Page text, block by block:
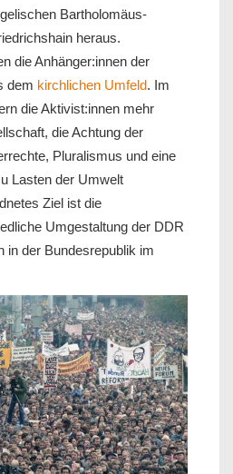
Bartholomäus-
heraus.
die Anhänger:innen der
dem kirchlichen Umfeld. Im
die Aktivist:innen mehr
die Achtung der
Pluralismus und eine
Lasten der Umwelt
Ziel ist die
Umgestaltung der DDR
in der Bundesrepublik im